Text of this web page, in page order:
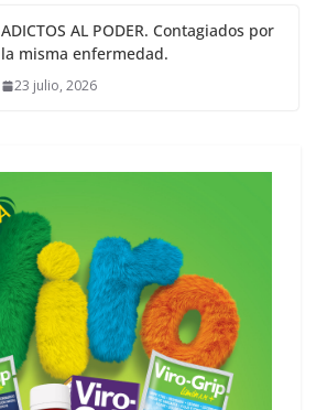
ADICTOS AL PODER. Contagiados por
la misma enfermedad.
23 julio, 2026